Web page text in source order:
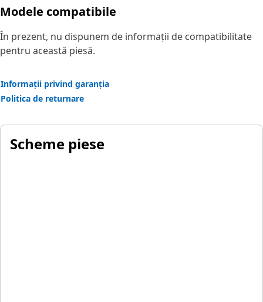
Modele compatibile
În prezent, nu dispunem de informații de compatibilitate
pentru această piesă.
Informații privind garanția
Politica de returnare
Scheme piese